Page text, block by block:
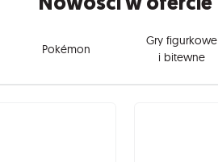
Pokémon
Gry figurkowe
i bitewne